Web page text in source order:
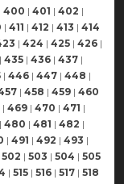
400 | 401 | 402 |
| 411 | 412 | 413 | 414
| 424 | 425 | 426 |
| 435 | 436 | 437 |
| 446 | 447 | 448 |
| 458 | 459 | 460
| 469 | 470 | 471 |
| 480 | 481 | 482 |
| 491 | 492 | 493 |
502 | 503 | 504 | 505
| 515 | 516 | 517 | 518